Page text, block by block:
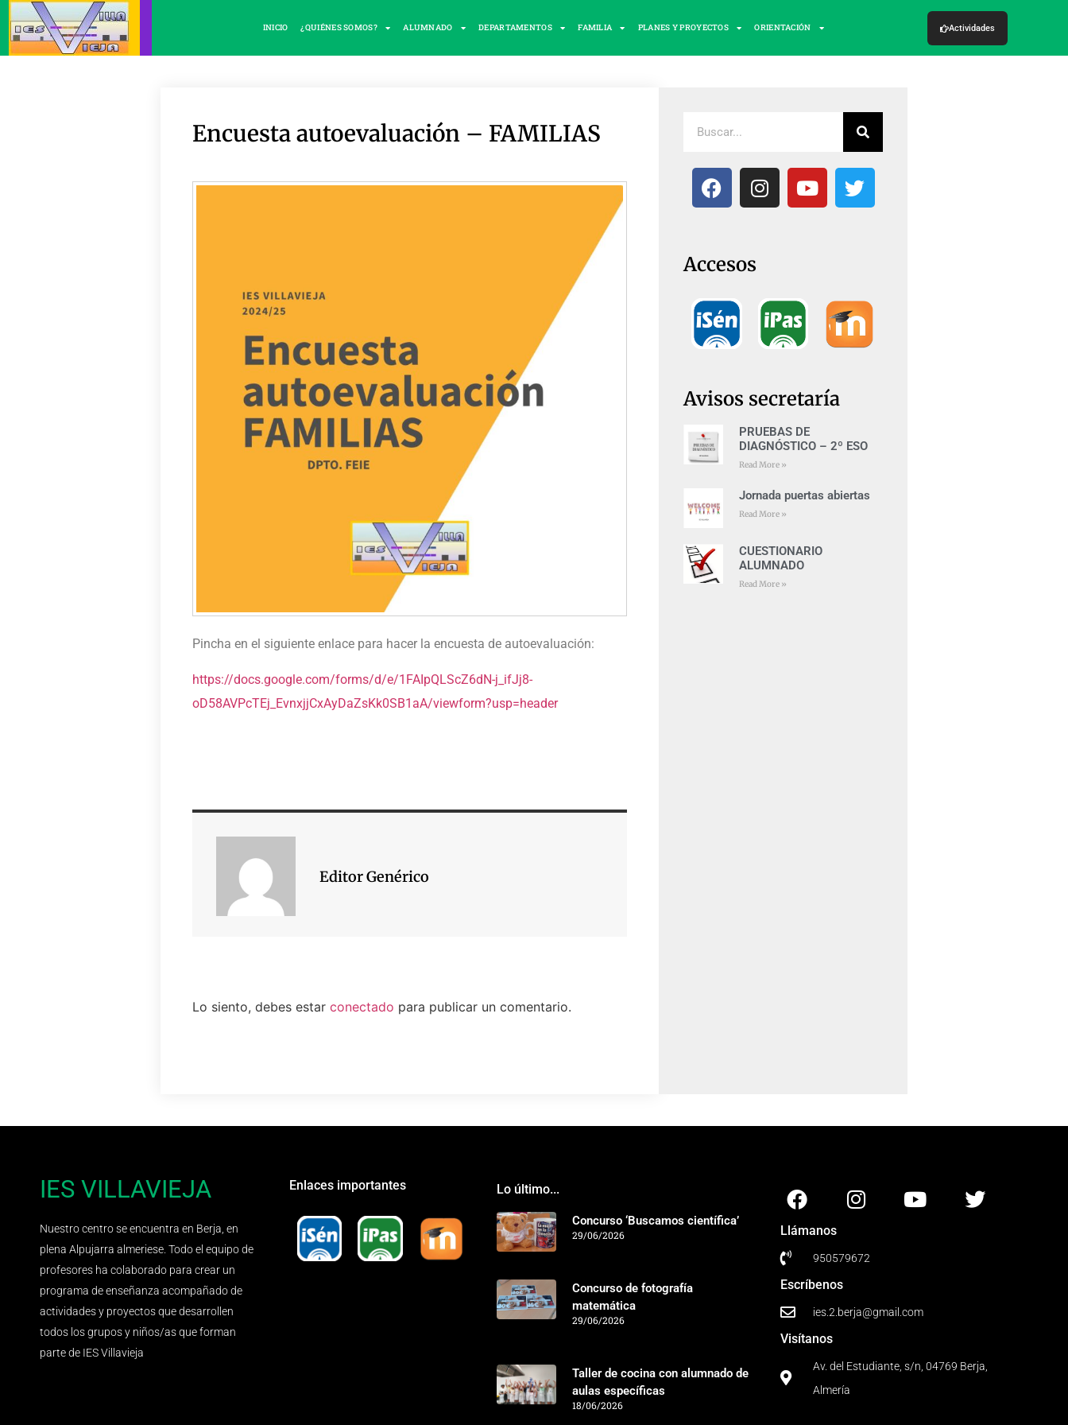
INICIO ¿QUIÉNES SOMOS? ALUMNADO DEPARTAMENTOS FAMILIA PLANES Y PROYECTOS ORIENTACIÓN Actividades
Encuesta autoevaluación – FAMILIAS
Pincha en el siguiente enlace para hacer la encuesta de autoevaluación:
https://docs.google.com/forms/d/e/1FAIpQLScZ6dN-j_ifJj8-
oD58AVPcTEj_EvnxjjCxAyDaZsKk0SB1aA/viewform?usp=header
Editor Genérico
Lo siento, debes estar conectado para publicar un comentario.
Accesos
Avisos secretaría
PRUEBAS DE
DIAGNÓSTICO – 2º ESO
Read More »
Jornada puertas abiertas
Read More »
CUESTIONARIO
ALUMNADO
Read More »
IES VILLAVIEJA
Nuestro centro se encuentra en Berja, en
plena Alpujarra almeriese. Todo el equipo de
profesores ha colaborado para crear un
programa de enseñanza acompañado de
actividades y proyectos que desarrollen
todos los grupos y niños/as que forman
parte de IES Villavieja
Enlaces importantes Lo último...
Concurso ‘Buscamos científica’
29/06/2026
Concurso de fotografía
matemática
29/06/2026
Taller de cocina con alumnado de
aulas específicas
18/06/2026
Llámanos
950579672
Escríbenos
ies.2.berja@gmail.com
Visítanos
Av. del Estudiante, s/n, 04769 Berja,
Almería